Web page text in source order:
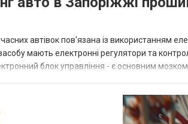
разъем,
Typ...
автівок пов'язана із використанням
мають електронні регулятори та
блок управління - є основним